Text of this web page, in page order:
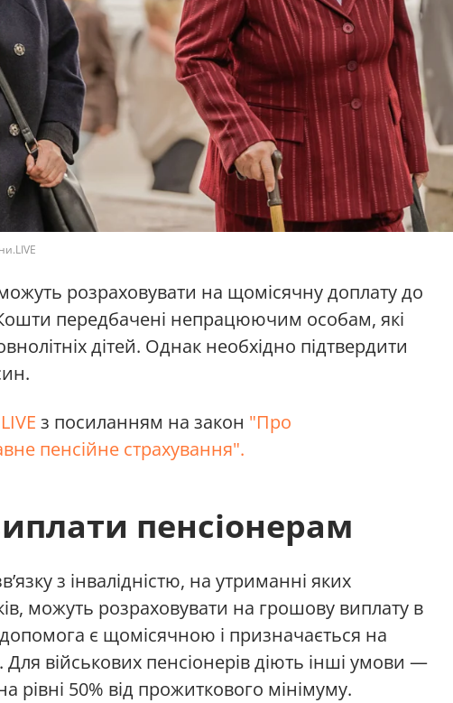
розраховувати на щомісячну доплату до
передбачені непрацюючим особам, які
дітей. Однак необхідно підтвердити
з посиланням на закон "Про
пенсійне страхування".
пенсіонерам
з інвалідністю, на утриманні яких
можуть розраховувати на грошову виплату в
є щомісячною і призначається на
військових пенсіонерів діють інші умови —
рівні 50% від прожиткового мінімуму.